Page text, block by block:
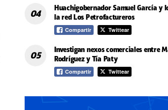
Huachigobernador Samuel García y
la red Los Petrofactureros
Compartir Twittear
Investigan nexos comerciales entre
Rodríguez y Tía Paty
Compartir Twittear